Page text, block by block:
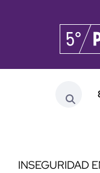
INSEGURIDAD